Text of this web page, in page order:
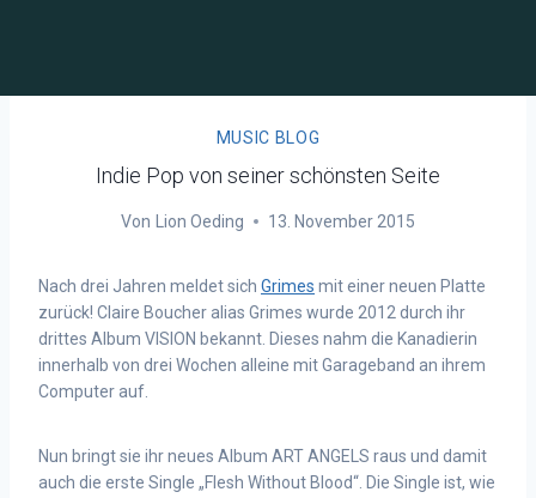
MUSIC BLOG
Indie Pop von seiner schönsten Seite
Von Lion Oeding 13. November 2015
Nach drei Jahren meldet sich Grimes mit einer neuen Platte
zurück! Claire Boucher alias Grimes wurde 2012 durch ihr
drittes Album VISION bekannt. Dieses nahm die Kanadierin
innerhalb von drei Wochen alleine mit Garageband an ihrem
Computer auf.
Nun bringt sie ihr neues Album ART ANGELS raus und damit
auch die erste Single „Flesh Without Blood“. Die Single ist, wie